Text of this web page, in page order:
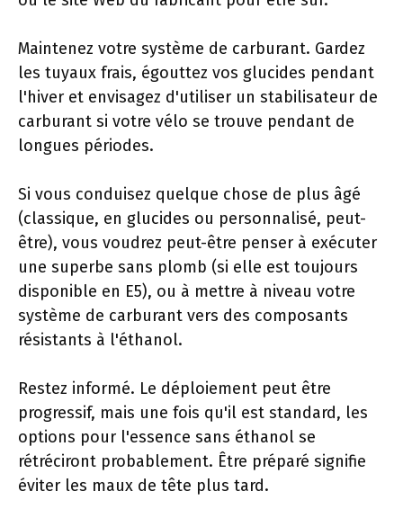
Maintenez votre système de carburant. Gardez
les tuyaux frais, égouttez vos glucides pendant
l'hiver et envisagez d'utiliser un stabilisateur de
carburant si votre vélo se trouve pendant de
longues périodes.
Si vous conduisez quelque chose de plus âgé
(classique, en glucides ou personnalisé, peut-
être), vous voudrez peut-être penser à exécuter
une superbe sans plomb (si elle est toujours
disponible en E5), ou à mettre à niveau votre
système de carburant vers des composants
résistants à l'éthanol.
Restez informé. Le déploiement peut être
progressif, mais une fois qu'il est standard, les
options pour l'essence sans éthanol se
rétréciront probablement. Être préparé signifie
éviter les maux de tête plus tard.